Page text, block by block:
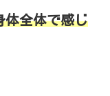
体全体で感じ